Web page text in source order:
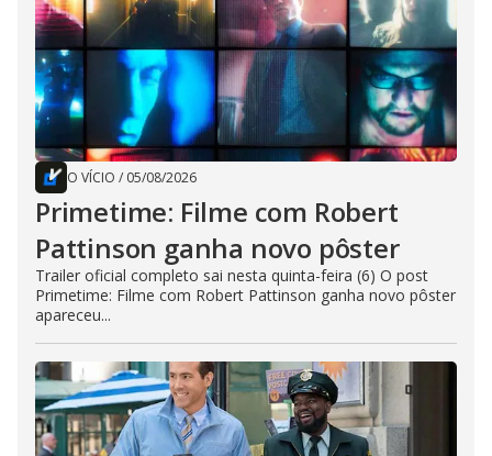
O VÍCIO / 05/08/2026
Primetime: Filme com Robert
Pattinson ganha novo pôster
Trailer oficial completo sai nesta quinta-feira (6) O post
Primetime: Filme com Robert Pattinson ganha novo pôster
apareceu...